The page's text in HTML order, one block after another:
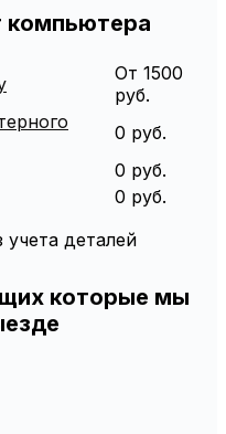
компьютера
От 1500
руб.
0 руб.
0 руб.
0 руб.
учета деталей
которые мы